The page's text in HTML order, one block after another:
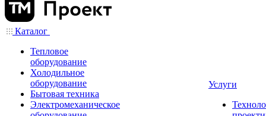
Каталог
Тепловое
оборудование
Холодильное
оборудование
Бытовая техника
Электромеханическое
Услуги